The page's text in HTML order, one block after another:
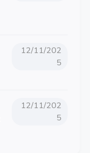
12/11/202
5
12/11/202
5